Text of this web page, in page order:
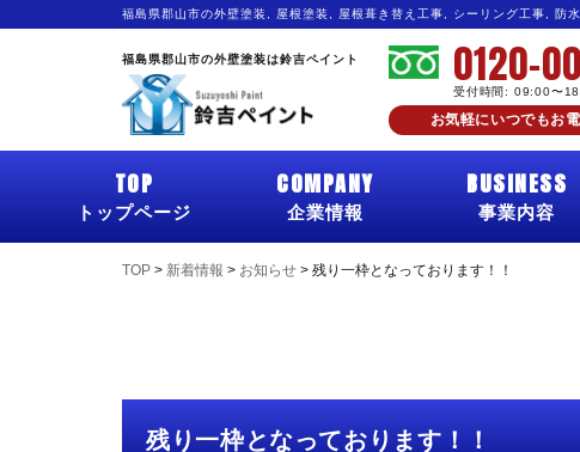
福島県郡山市の外壁塗装, 屋根塗装, 屋根葺き替え工事, シーリング工事, 防
福島県郡山市の外壁塗装は鈴吉ペイント 0120-
受付時間: 09:00〜
お気軽にいつでもお
TOP
トップページ
COMPANY
企業情報
BUSINESS
事業内容
TOP > 新着情報 > お知らせ > 残り一枠となっております！！
残り一枠となっております！！